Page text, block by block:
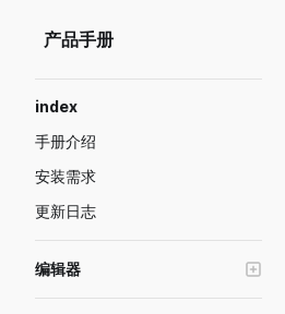
Skip to content
产品手册
index
手册介绍
安装需求
更新日志
编辑器